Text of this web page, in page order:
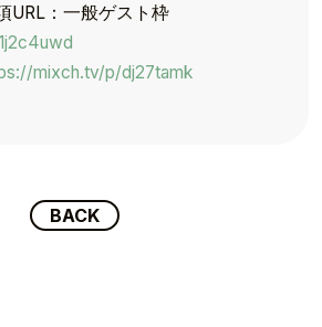
URL：一般ゲスト枠
mixch.tv/p/dj27tamk
BACK